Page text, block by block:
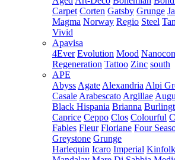
Carpet Corten Gatsby Grunge
Magma Norway Regio Steel
Vivid
Apavisa
4Ever Evolution Mood
Regeneration Tattoo Zinc south
APE
Abyss Agate Alexandria Alpi
Casale Arabescato Argillae
Black Hispania Brianna
Caprice Ceppo Clos Colourful
Fables Fleur Floriane Four
Greystone Grunge
Harlequin Icaro Imperial Kinfolk